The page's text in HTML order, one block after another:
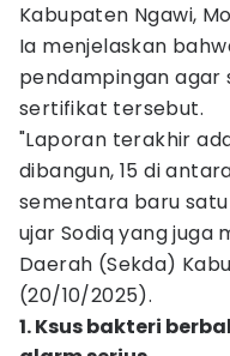
Kabupaten Ngawi,
Ia menjelaskan
pendampingan agar
sertifikat tersebut.
"Laporan terakhir
dibangun, 15 di
sementara baru satu
ujar Sodiq yang juga
Daerah (Sekda)
(20/10/2025).
1. Ksus bakteri